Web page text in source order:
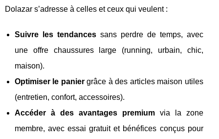
Dolazar s’adresse à celles et ceux qui veulent :
Suivre les tendancessans perdre de temps, avec
une offre chaussures large (running, urbain, chic,
maison).
Optimiser le paniergrâce à des articles maison utiles
(entretien, confort, accessoires).
Accéder à des avantages premiumvia la zone
membre, avec essai gratuit et bénéfices conçus pour